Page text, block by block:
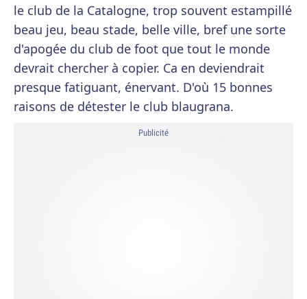
le club de la Catalogne, trop souvent estampillé
beau jeu, beau stade, belle ville, bref une sorte
d'apogée du club de foot que tout le monde
devrait chercher à copier. Ca en deviendrait
presque fatiguant, énervant. D'où 15 bonnes
raisons de détester le club blaugrana.
Publicité